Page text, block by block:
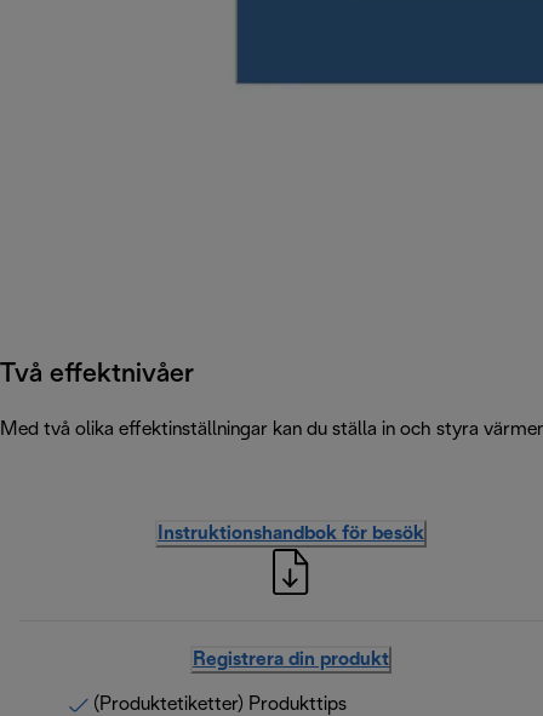
Två effektnivåer
Med två olika effektinställningar kan du ställa in och styra
Instruktionshandbok för besök
Registrera din produkt
(Produktetiketter) Produkttips